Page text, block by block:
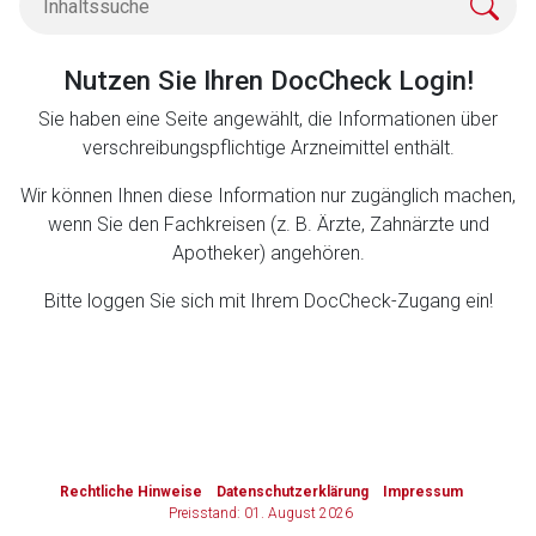
Nutzen Sie Ihren DocCheck Login!
Sie haben eine Seite angewählt, die Informationen über
verschreibungspflichtige Arzneimittel enthält.
Wir können Ihnen diese Information nur zugänglich machen,
wenn Sie den Fachkreisen (z. B. Ärzte, Zahnärzte und
Apotheker) angehören.
Bitte loggen Sie sich mit Ihrem DocCheck-Zugang ein!
Rechtliche Hinweise Datenschutzerklärung
Impressum
Preisstand: 01. August 2026